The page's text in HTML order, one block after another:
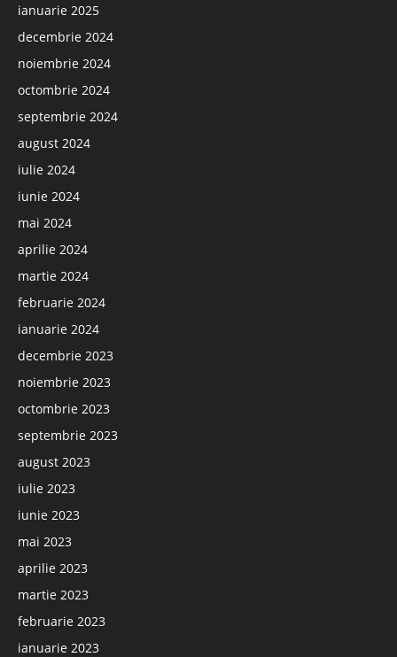
ianuarie 2025
decembrie 2024
noiembrie 2024
octombrie 2024
septembrie 2024
august 2024
iulie 2024
iunie 2024
mai 2024
aprilie 2024
martie 2024
februarie 2024
ianuarie 2024
decembrie 2023
noiembrie 2023
octombrie 2023
septembrie 2023
august 2023
iulie 2023
iunie 2023
mai 2023
aprilie 2023
martie 2023
februarie 2023
ianuarie 2023